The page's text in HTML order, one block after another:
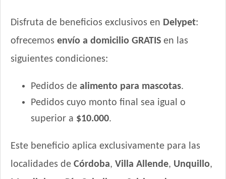
Disfruta de beneficios exclusivos en Delypet:
ofrecemos envío a domicilio GRATIS en las
siguientes condiciones:
Pedidos de alimento para mascotas.
Pedidos cuyo monto final sea igual o
superior a $10.000.
Este beneficio aplica exclusivamente para las
localidades de Córdoba, Villa Allende, Unquillo,